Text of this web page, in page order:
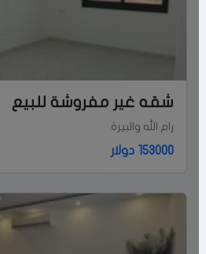
شقه غير مفروشة للبيع
رام الله والبيرة
153000 دولار